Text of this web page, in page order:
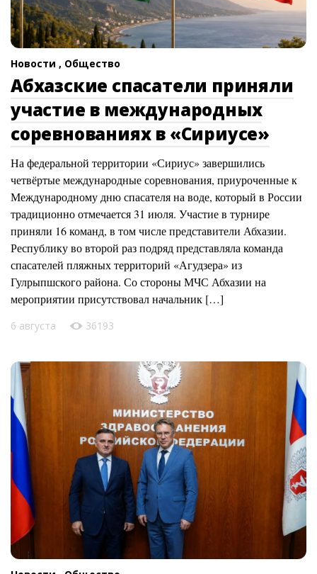
Новости , Общество
Абхазские спасатели приняли
участие в международных
соревнованиях в «Сириусе»
На федеральной территории «Сириус» завершились
четвёртые международные соревнования, приуроченные к
Международному дню спасателя на воде, который в России
традиционно отмечается 31 июля. Участие в турнире
приняли 16 команд, в том числе представители Абхазии.
Республику во второй раз подряд представляла команда
спасателей пляжных территорий «Агудзера» из
Гулрыпшского района. Со стороны МЧС Абхазии на
мероприятии присутствовал начальник […]
6 августа 36193